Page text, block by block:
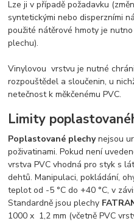
Lze ji v případě požadavku
syntetickými nebo disperzními
použité nátěrové hmoty je
plechu).
Vinylovou vrstvu je nutné
rozpouštědel a sloučenin, u
netečnost k měkčenému PVC.
Limity
Poplastované plechynejsou
poživatinami. Pokud není
vrstva PVC vhodná pro styk s
dehtů. Manipulaci, pokládání,
teplot od -5 °C do +40 °C, v
Standardně jsou plechy
1000 x 1,2 mm (včetně PVC